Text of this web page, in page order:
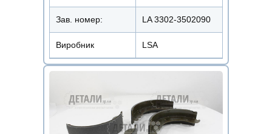
Зав. номер: LA 3302-3502090
Виробник LSA